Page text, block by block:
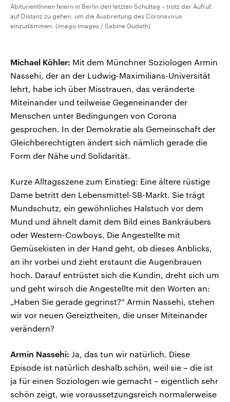
AbiturientInnen feiern in Berlin den letzten Schultag – trotz der Aufruf,
auf Distanz zu gehen, um die Ausbreitung des Coronavirus
einzudämmen. (imago images / Sabine Gudath)
Michael Köhler: Mit dem Münchner Soziologen Armin
Nassehi, der an der Ludwig-Maximilians-Universität
lehrt, habe ich über Misstrauen, das veränderte
Miteinander und teilweise Gegeneinander der
Menschen unter Bedingungen von Corona
gesprochen. In der Demokratie als Gemeinschaft der
Gleichberechtigten ändert sich nämlich gerade die
Form der Nähe und Solidarität.
Kurze Alltagsszene zum Einstieg: Eine ältere rüstige
Dame betritt den Lebensmittel-SB-Markt. Sie trägt
Mundschutz, ein gewöhnliches Halstuch vor dem
Mund und ähnelt damit dem Bild eines Bankräubers
oder Western-Cowboys. Die Angestellte mit
Gemüsekisten in der Hand geht, ob dieses Anblicks,
an ihr vorbei und zieht erstaunt die Augenbrauen
hoch. Darauf entrüstet sich die Kundin, dreht sich um
und geht wirsch die Angestellte mit den Worten an:
„Haben Sie gerade gegrinst?“ Armin Nassehi, stehen
wir vor neuen Gereiztheiten, die unser Miteinander
verändern?
Armin Nassehi: Ja, das tun wir natürlich. Diese
Episode ist natürlich deshalb schön, weil sie – die ist
ja für einen Soziologen wie gemacht – eigentlich sehr
schön zeigt, wie voraussetzungsreich normalerweise